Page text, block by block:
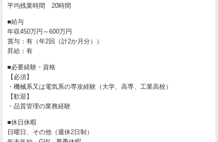
平均残業時間 20時間
■給与
年収450万円～600万円
賞与：有（年2回（計2か月分））
昇給：有
■必要経験・資格
【必須】
・機械系又は電気系の専攻経験（大学、高専、工業高校）
【歓迎】
・品質管理の業務経験
■休日休暇
日曜日、その他（週休2日制）